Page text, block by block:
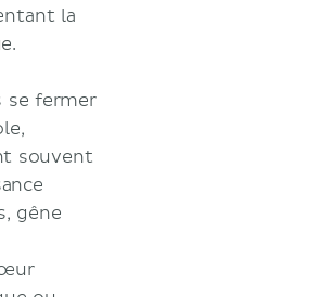
la
se fermer
souvent
gêne